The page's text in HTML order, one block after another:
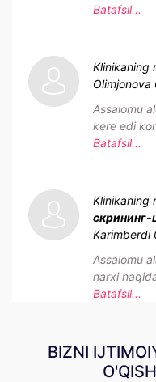
Batafsil...
Klinikaning
Olimjonova
Assalomu
kere edi
Batafsil...
Klinikaning
скрининг-
Karimberdi
Assalomu
narxi
Batafsil...
BIZNI